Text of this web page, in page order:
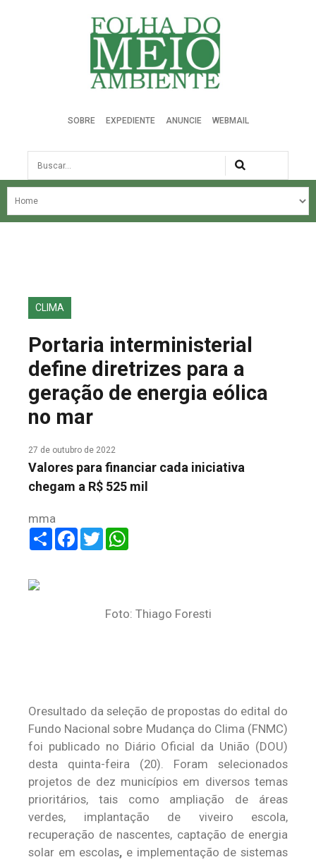
Folha do Meio Ambiente
SOBRE EXPEDIENTE ANUNCIE WEBMAIL
Busca
NOSSA HISTÓRIA
EDIÇÕES ANTERIORES
FALE CONOSCO
CLIMA
Portaria interministerial
define diretrizes para a
geração de energia eólica
no mar
27 de outubro de 2022
Valores para financiar cada iniciativa
chegam a R$ 525 mil
mma
ShareFacebook
Twitter
Foto: Thiago Foresti
Oresultado da seleção de propostas do edital do
Fundo Nacional sobre Mudança do Clima (FNMC)
foi publicado no Diário Oficial da União (DOU)
desta quinta-feira (20). Foram selecionados
projetos de dez municípios em diversos temas
prioritários, tais como ampliação de áreas
verdes, implantação de viveiro escola,
recuperação de nascentes, captação de energia
solar em escolas, e implementação de sistemas